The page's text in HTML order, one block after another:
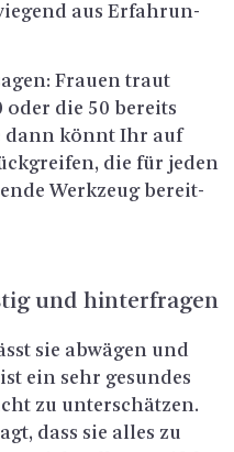
aus Er­fah­run­
Frau­en traut
oder die 50 be­reits
dann könnt Ihr auf
die für jeden
Werk­zeug be­reit­
und hin­ter­fra­gen
sie ab­wä­gen und
ein sehr ge­sun­des
zu un­ter­schät­zen.
dass sie alles zu